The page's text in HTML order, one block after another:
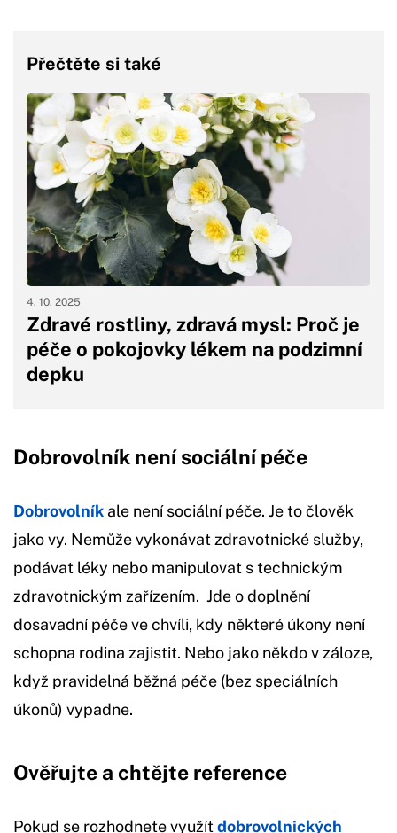
Přečtěte si také
Zdravé rostliny, zdravá mysl: Proč je
péče o pokojovky lékem na podzimní
depku
4. 10. 2025
Dobrovolník není sociální péče
Dobrovolník ale není sociální péče. Je to člověk
jako vy. Nemůže vykonávat zdravotnické služby,
podávat léky nebo manipulovat s technickým
zdravotnickým zařízením. Jde o doplnění
dosavadní péče ve chvíli, kdy některé úkony není
schopna rodina zajistit. Nebo jako někdo v záloze,
když pravidelná běžná péče (bez speciálních
úkonů) vypadne.
Ověřujte a chtějte reference
Pokud se rozhodnete využítdobrovolnických